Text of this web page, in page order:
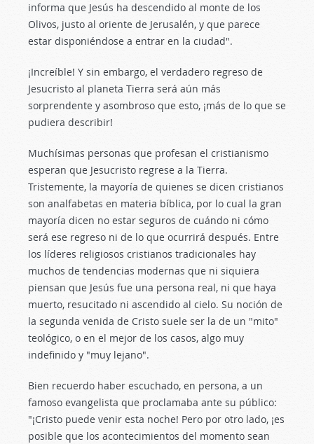
informa que Jesús ha descendido al monte de los
Olivos, justo al oriente de Jerusalén, y que parece
estar disponiéndose a entrar en la ciudad".
¡Increíble! Y sin embargo, el verdadero regreso de
Jesucristo al planeta Tierra será aún más
sorprendente y asombroso que esto, ¡más de lo que se
pudiera describir!
Muchísimas personas que profesan el cristianismo
esperan que Jesucristo regrese a la Tierra.
Tristemente, la mayoría de quienes se dicen cristianos
son analfabetas en materia bíblica, por lo cual la gran
mayoría dicen no estar seguros de cuándo ni cómo
será ese regreso ni de lo que ocurrirá después. Entre
los líderes religiosos cristianos tradicionales hay
muchos de tendencias modernas que ni siquiera
piensan que Jesús fue una persona real, ni que haya
muerto, resucitado ni ascendido al cielo. Su noción de
la segunda venida de Cristo suele ser la de un "mito"
teológico, o en el mejor de los casos, algo muy
indefinido y "muy lejano".
Bien recuerdo haber escuchado, en persona, a un
famoso evangelista que proclamaba ante su público:
"¡Cristo puede venir esta noche! Pero por otro lado, ¡es
posible que los acontecimientos del momento sean